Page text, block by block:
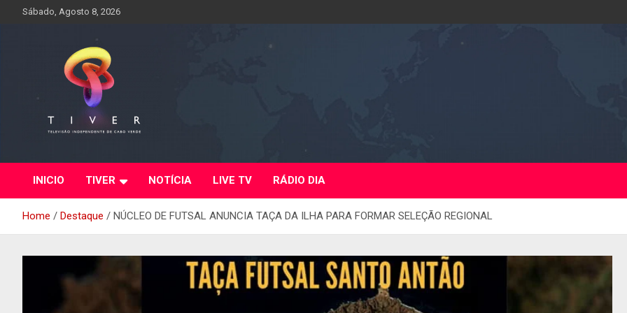
Sábado, Agosto 8, 2026
INICIO TIVER NOTÍCIA LIVE TV RÁDIO DIA
Home Destaque NÚCLEO DE FUTSAL ANUNCIA TAÇA DA ILHA PARA FORMAR SELEÇÃO REGIONAL